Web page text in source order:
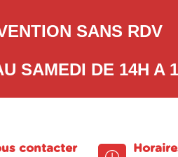
SANS RDV
SAMEDI DE 14H A
contacter